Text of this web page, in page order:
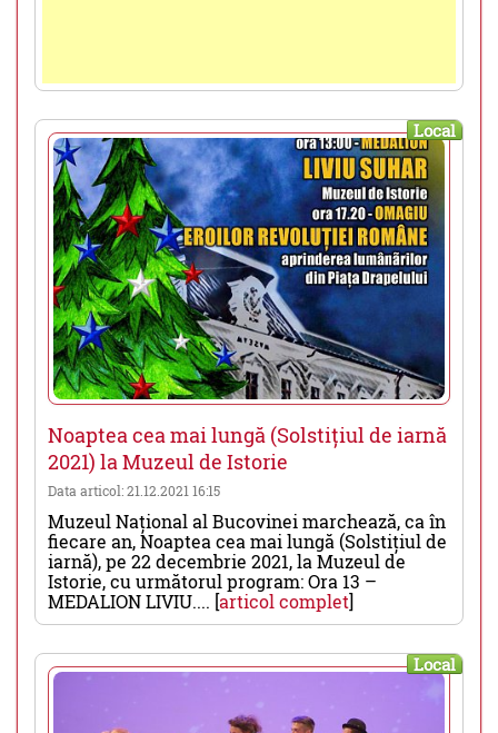
Local
Noaptea cea mai lungă (Solstițiul de iarnă
2021) la Muzeul de Istorie
Data articol: 21.12.2021 16:15
Muzeul Național al Bucovinei marchează, ca în
fiecare an, Noaptea cea mai lungă (Solstițiul de
iarnă), pe 22 decembrie 2021, la Muzeul de
Istorie, cu următorul program: Ora 13 –
MEDALION LIVIU.... [articol complet]
Local